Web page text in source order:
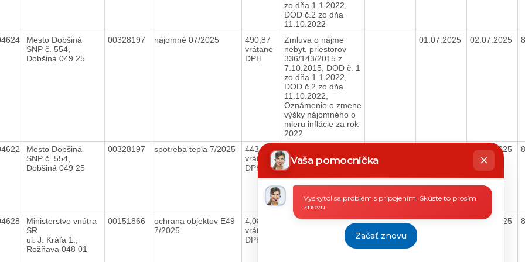
zo dňa 1.1.2022,
DOD č.2 zo dňa
11.10.2022
Mesto Dobšiná
SNP č. 554,
Dobšiná 049 25
00328197 nájomné 07/2025
490,87
vrátane
DPH
Zmluva o nájme
nebyt. priestorov
336/143/2015 z
7.10.2015, DOD č. 1
zo dňa 1.1.2022,
DOD č.2 zo dňa
11.10.2022,
Oznámenie o zmene
výšky nájomného o
mieru inflácie za rok
2022
01.07.2025 02.07.2025
Mesto Dobšiná
SNP č. 554,
Dobšiná 049 25
00328197 spotreba tepla 7/2025
443,40
vrátane
DPH
Zmluva o nájme
nebyt. priestorov
336/143/2015 z
7.10.2015, DOD č. 1
zo dňa 1.1.2022,
DOD č.2 zo dňa
11.10.2022
02.07.2025
Ministerstvo vnútra
SR
ul. J. Kráľa 1.,
Rožňava 048 01
00151866
ochrana objektov E49
7/2025
4,08
vrátane
DPH
DOD č.2 k Zmluve o
poskytovaní služby
01.07.2025 02.07.2025
Vaša pomocníčka
Chatbot
píše
Vyskytol sa problém s pripojením. Skúste to prosím
znovu.
Začať znovu